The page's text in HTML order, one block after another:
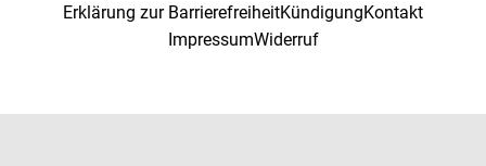
Erklärung zur BarrierefreiheitKündigungKontakt
ImpressumWiderruf